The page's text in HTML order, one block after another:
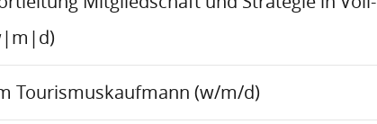
Tourismuskaufmann (w/m/d)